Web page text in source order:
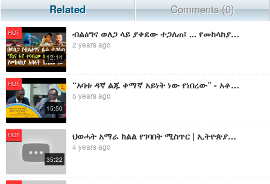
Related Comments (0)
HOT
12:14
ብልፅግና ወለጋ ላይ ያቀደው ተጋለጠ፣ ... የመከላከያ አባላት እየከዱ ነው፣ ... "ኦነግ ሸኔና ፋኖ ተባብረው ሊወጉን"
2 years ago
HOT
15:50
“አባቱ ዳኛ ልጁ ቀማኛ አይነት ነው የነበረው” - አቶ ታዬ ደንደአ የኦሮሚያ ብልፅግና ፓርቲ ህዝብ ግንኙነት ሀላፊ
5 years ago
HOT
35:22
ህወሓት አማራ ክልል የገባበት ሚስጥር | ኢትዮጵያን ለማፍረስ የሚሰራውን ቡድን የሚመራው ዋና የሴራ ጎንጏኝ ተጋለጠ
4 years ago